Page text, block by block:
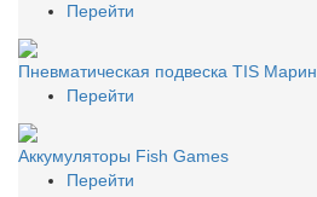
Перейти
Пневматическая подвеска TIS Марин
Перейти
Аккумуляторы Fish Games
Перейти